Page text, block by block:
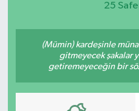
25
(Mümin) kardeşinle
gitmeyecek şakalar
getiremeyeceğin bir
Sağlık
Siyaset